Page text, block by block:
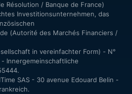
Résolution / Banque de France)
Investitionsunternehmen, das
(Autorité des Marchés Financiers /
in vereinfachter Form) - N°
Innergemeinschaftliche
SAS - 30 avenue Edouard Belin -